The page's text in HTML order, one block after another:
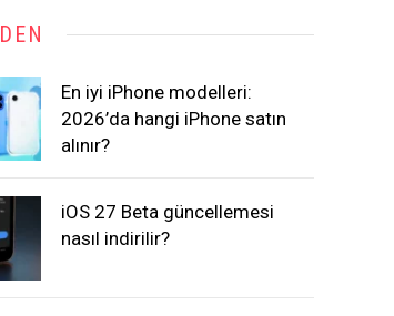
En iyi iPhone modelleri:
2026’da hangi iPhone satın
alınır?
iOS 27 Beta güncellemesi
nasıl indirilir?